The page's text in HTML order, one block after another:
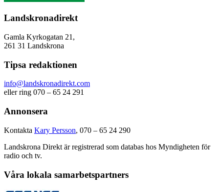
Landskronadirekt
Gamla Kyrkogatan 21,
261 31 Landskrona
Tipsa redaktionen
info@landskronadirekt.com
eller ring 070 – 65 24 291
Annonsera
Kontakta Kary Persson, 070 – 65 24 290
Landskrona Direkt är registrerad som databas hos Myndigheten för
radio och tv.
Våra lokala samarbetspartners